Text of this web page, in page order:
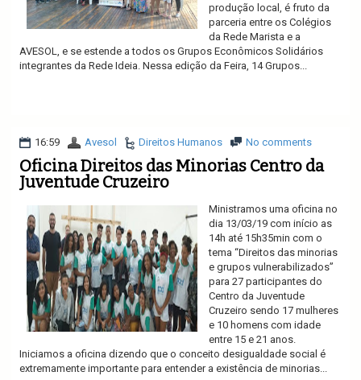
produção local, é fruto da
parceria entre os Colégios
da Rede Marista e a
AVESOL, e se estende a todos os Grupos Econômicos Solidários
integrantes da Rede Ideia. Nessa edição da Feira, 14 Grupos...
16:59 Avesol Direitos Humanos No comments
Oficina Direitos das Minorias Centro da
Juventude Cruzeiro
Ministramos uma oficina no
dia 13/03/19 com início as
14h até 15h35min com o
tema “Direitos das minorias
e grupos vulnerabilizados”
para 27 participantes do
Centro da Juventude
Cruzeiro sendo 17 mulheres
e 10 homens com idade
entre 15 e 21 anos.
Iniciamos a oficina dizendo que o conceito desigualdade social é
extremamente importante para entender a existência de minorias...